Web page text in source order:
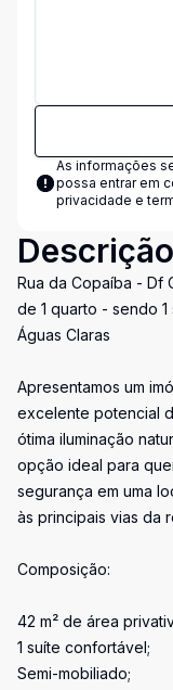
As informações
possa entrar em
privacidade e
Descrição
Rua da Copaíba - Df
de 1 quarto - sendo
Águas Claras
Apresentamos um
excelente potencial
ótima iluminação
opção ideal para
segurança em uma
às principais vias da
Composição:
42 m² de área
1 suíte confortável;
Semi-mobiliado;